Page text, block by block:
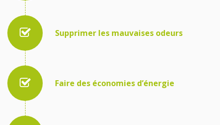
Supprimer les mauvaises odeurs
Faire des économies d’énergie